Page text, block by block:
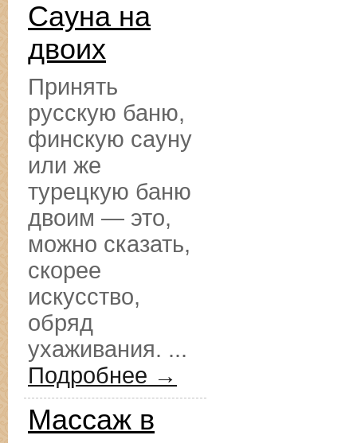
Сауна на
двоих
Принять
русскую баню,
финскую сауну
или же
турецкую баню
двоим — это,
можно сказать,
скорее
искусство,
обряд
ухаживания. ...
Подробнее →
Массаж в